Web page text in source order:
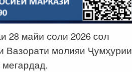
28 майи соли 2026 сол
Вазорати молияи Ҷумҳурии